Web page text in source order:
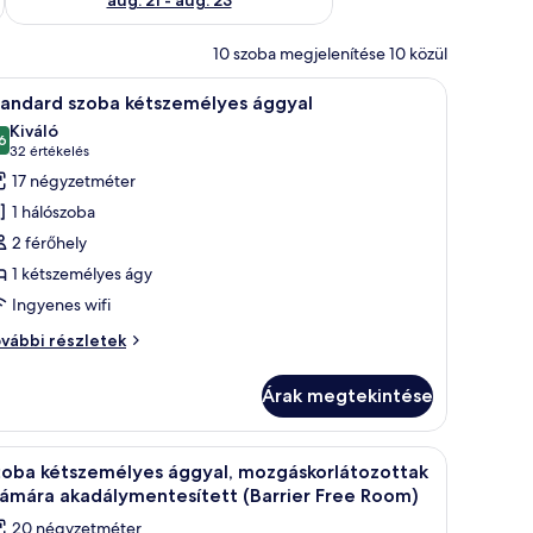
10 szoba megjelenítése 10 közül
ágy, egy íróasztal, egy szék, egy televízió és egy függönnyel ellátott
Egy szállodai szoba, amelyben egy nagy
4 szoba kétszemélyes ággyal
ből 8,6
Kiváló
32 értékelés
(32
értékelés)
17 négyzetméter
1 hálószoba
2 férőhely
1 kétszemélyes ágy
Ingyenes wifi
részletek
Árak megtekintése
ágy, egy íróasztal, egy szék és egy televízió található.Egy modern szállodai szoba, amelyben egy
4
kétszemélyes ággyal, mozgáskorlátozottak
akadálymentesített (Barrier Free Room)
20 négyzetméter